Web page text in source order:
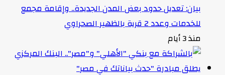
بيان: تعديل حدود بعض المدن الجديدة.. وإقامة مجمع
للخدمات وعدد 2 قرية بالظهير الصحراوي
منذ 3 أيام